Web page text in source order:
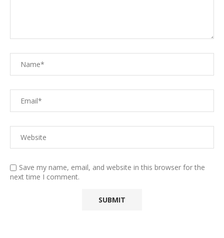
Save my name, email, and website in this browser for the
next time I comment.